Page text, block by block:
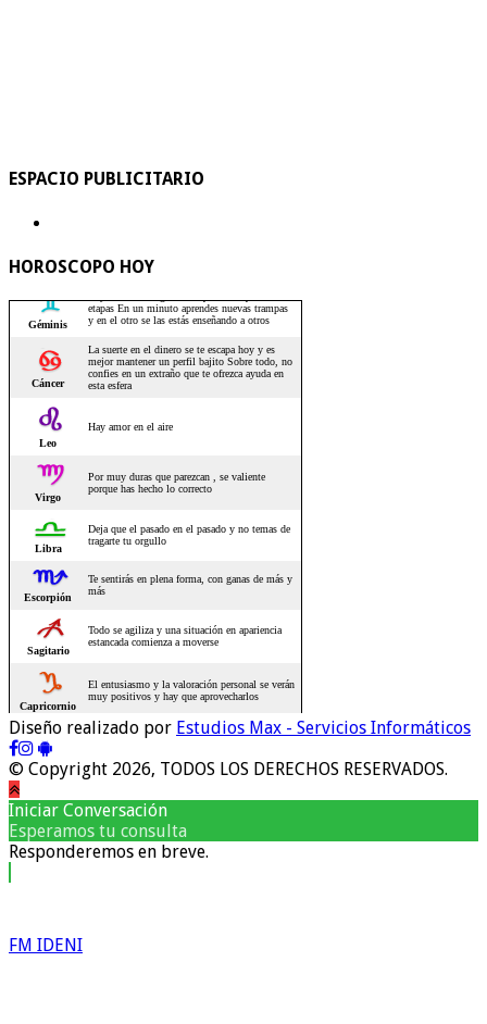
ESPACIO PUBLICITARIO
HOROSCOPO HOY
Diseño realizado por Estudios Max - Servicios Informáticos
© Copyright 2026, TODOS LOS DERECHOS RESERVADOS.
Iniciar Conversación
Esperamos tu consulta
Responderemos en breve.
FM IDENI